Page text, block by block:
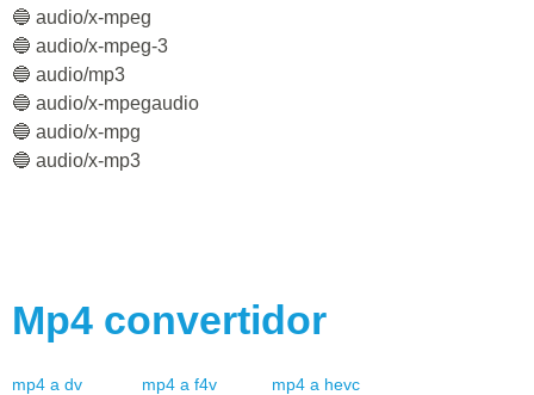
🔵 audio/x-mpeg
🔵 audio/x-mpeg-3
🔵 audio/mp3
🔵 audio/x-mpegaudio
🔵 audio/x-mpg
🔵 audio/x-mp3
Mp4 convertidor
mp4 a dv mp4 a f4v mp4 a hevc